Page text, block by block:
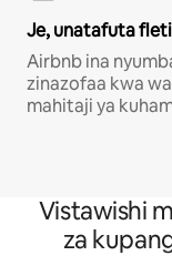
Je, unatafuta
Airbnb ina
zinazofaa kwa
mahitaji ya
Vistawishi
za